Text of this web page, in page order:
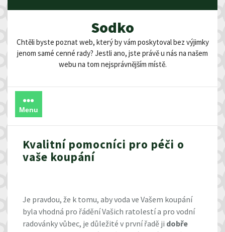
Sodko
Chtěli byste poznat web, který by vám poskytoval bez výjimky
jenom samé cenné rady? Jestli ano, jste právě u nás na našem
webu na tom nejsprávnějším místě.
Menu
Kvalitní pomocníci pro péči o
vaše koupání
Je pravdou, že k tomu, aby voda ve Vašem koupání
byla vhodná pro řádění Vašich ratolestí a pro vodní
radovánky vůbec, je důležité v první řadě ji dobře